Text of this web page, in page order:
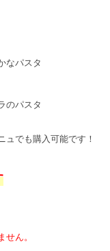
なパスタ
のパスタ
ュでも購入可能です！
ん。